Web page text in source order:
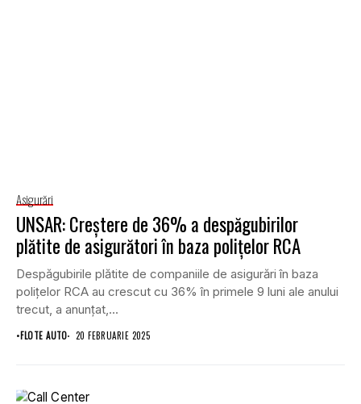
Asigurări
UNSAR: Creștere de 36% a despăgubirilor
plătite de asigurători în baza polițelor RCA
Despăgubirile plătite de companiile de asigurări în baza
polițelor RCA au crescut cu 36% în primele 9 luni ale anului
trecut, a anunțat,...
•FLOTE AUTO 20 FEBRUARIE 2025